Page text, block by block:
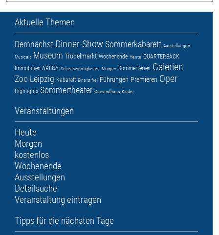
Aktuelle Themen
Demnächst Dinner-ShowSommerkabarett Ausstellungen
Musicals Museum Trödelmarkt Wochenende Heute QUARTERBACK
Immobilien ARENA Sehenswürdigkeiten Morgen Sommerferien Galerien
Zoo Leipzig Kabarett Eintritt frei Führungen Premieren Oper
Highlights Sommertheater Gewandhaus Kinder
Veranstaltungen
Heute
Morgen
kostenlos
Wochenende
Ausstellungen
Detailsuche
Veranstaltung eintragen
Tipps für die nächsten Tage